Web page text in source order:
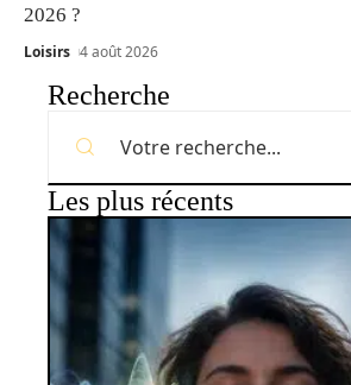
2026 ?
Loisirs 4 août 2026
Recherche
Les plus récents